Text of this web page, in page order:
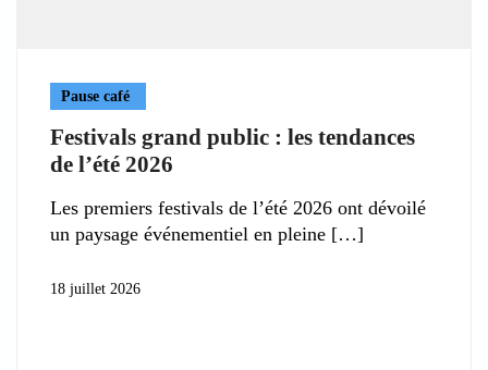
Pause café
Festivals grand public : les tendances
de l’été 2026
Les premiers festivals de l’été 2026 ont dévoilé
un paysage événementiel en pleine
18 juillet 2026